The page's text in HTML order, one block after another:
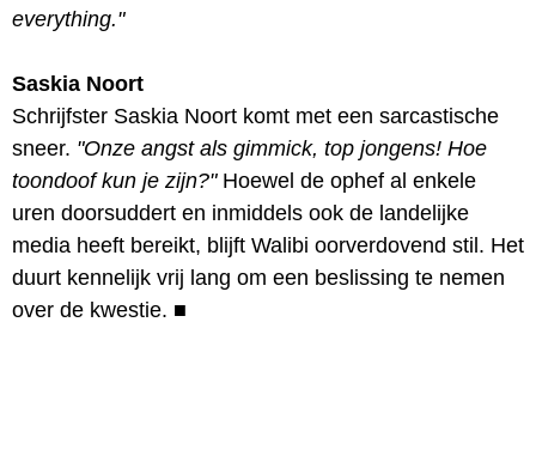
everything."
Saskia Noort
Schrijfster Saskia Noort komt met een sarcastische
sneer. "Onze angst als gimmick, top jongens! Hoe
toondoof kun je zijn?"Hoewel de ophef al enkele
uren doorsuddert en inmiddels ook de landelijke
media heeft bereikt, blijft Walibi oorverdovend stil. Het
duurt kennelijk vrij lang om een beslissing te nemen
over de kwestie. ■